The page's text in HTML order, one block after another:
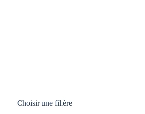
Choisir une filière